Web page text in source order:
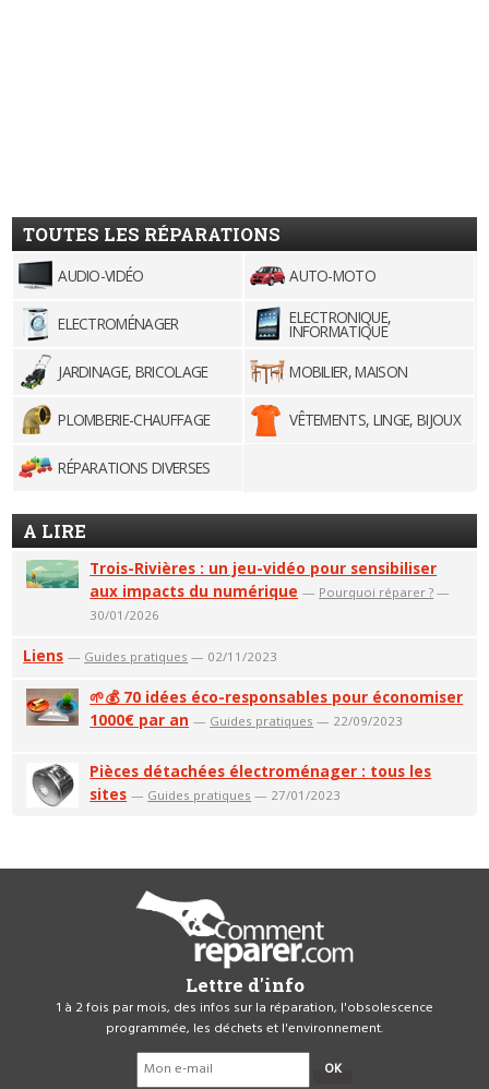
TOUTES LES RÉPARATIONS
AUDIO-VIDÉO AUTO-MOTO
ELECTROMÉNAGER ELECTRONIQUE,
INFORMATIQUE
JARDINAGE, BRICOLAGE
MOBILIER, MAISON
PLOMBERIE-CHAUFFAGE VÊTEMENTS, LINGE, BIJOUX
RÉPARATIONS DIVERSES
A LIRE
Trois-Rivières : un jeu-vidéo pour sensibiliser
aux impacts du numérique — Pourquoi réparer ? —
30/01/2026
Liens — Guides pratiques — 02/11/2023
🌱💰 70 idées éco-responsables pour économiser
1000€ par an — Guides pratiques — 22/09/2023
Pièces détachées électroménager : tous les
sites — Guides pratiques — 27/01/2023
Lettre d'info
1 à 2 fois par mois, des infos sur la réparation, l'obsolescence
programmée, les déchets et l'environnement.
OK